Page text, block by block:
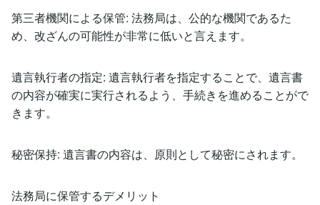
第三者機関による保管: 法務局は、公的な機関であるた
め、改ざんの可能性が非常に低いと言えます。
遺言執行者の指定: 遺言執行者を指定することで、遺言書
の内容が確実に実行されるよう、手続きを進めることがで
きます。
秘密保持: 遺言書の内容は、原則として秘密にされます。
法務局に保管するデメリット